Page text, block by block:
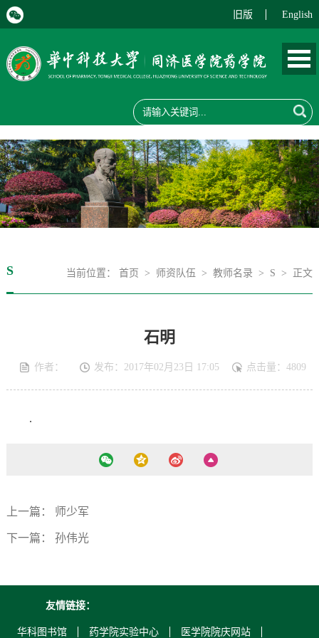
旧版 English
S 当前位置：首页 > 师资队伍 >教师名录 > S > 正文
石明
作者： 发布：2017年02月23日 17:05 点击量： 4809
.
上一篇： 师少军
下一篇： 孙伟光
友情链接：
华科图书馆 药学院实验中心 医学院院庆网站